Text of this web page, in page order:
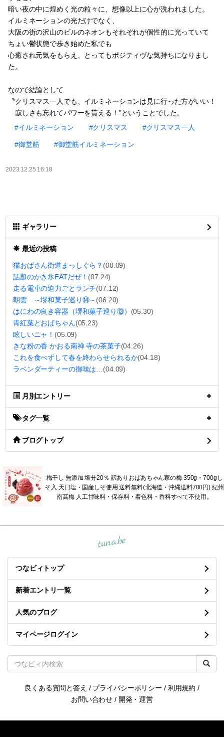
暗い夜の中に煌めく光の粒々に、想像以上に心が洗われました。
イルミネーションの光だけでなく、
大阪の街の沢山のビルのネオンもそれぞれが個性的に光っていて
ちょい鬱状態で歩き始めた私でも
心癒され元気をもらえ、とってもポジティヴな気持ちになりまし
た。
なので結論として
〝クリスマス一人でも、イルミネーションは見に行った方がいい！
寂しさも忘れてパワーを貰える！”ということでした。
#イルミネーション
#クリスマス #クリスマス一人
#御堂筋 #御堂筋イルミネーション
2023.12.25 16:18
ギャラリー
最近の投稿
猫おばさん街道まっしぐら？ (08.09)
話題のかき氷EATだぜ！ (07.24)
走る電車の迫力ごとランチ(07.12)
朝雲 ～堺和菓子巡り⑭～ (06.20)
はにわの良き容器（堺和菓子巡り⑬） (05.30)
青紅葉とおばちゃん(05.23)
眩しいニャ！ (05.09)
きな粉の香 かおる南禅 寺の茶菓子(04.26)
これを食べずして春を終わらせられるか(04.18)
ラベンダーティーの御味は… (04.09)
月別エントリー
タグ一覧
ブログトップ
梅干し 無添加 塩分20％ 訳ありおばあちゃん家の梅 350g・700gし
そ入 天日塩・国産しそ使用 送料無料(北海道・沖縄送料700円) 紀州
南高梅 人工甘味料・保存料・着色料・香料すべて不使用。
tuna.be
つなビィトップ
新着エントリ一覧
人気のブログ
マイページログイン
良くある質問と答え / プライバシーポリシー / 利用規約 /
お問い合わせ / 開発・運営